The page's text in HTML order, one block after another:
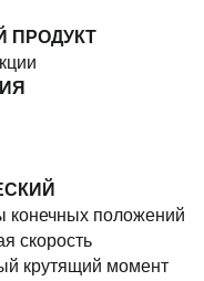
ПРОДУКТ
конечных положений
скорость
крутящий момент